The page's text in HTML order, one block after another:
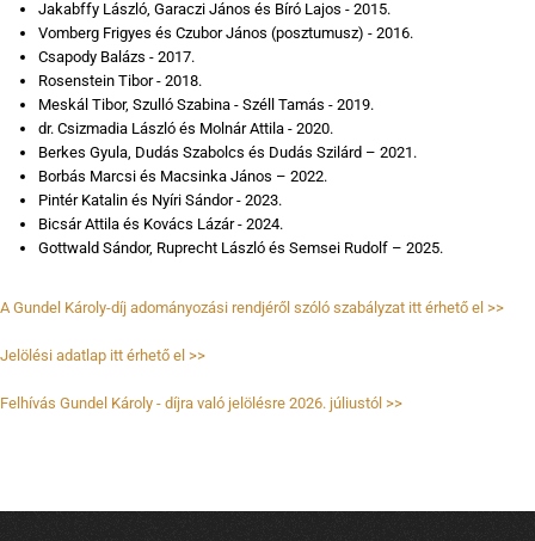
Jakabffy László, Garaczi János és Bíró Lajos - 2015.
Vomberg Frigyes és Czubor János (posztumusz) - 2016.
Csapody Balázs - 2017.
Rosenstein Tibor - 2018.
Meskál Tibor, Szulló Szabina - Széll Tamás - 2019.
dr. Csizmadia László és Molnár Attila - 2020.
Berkes Gyula, Dudás Szabolcs és Dudás Szilárd – 2021.
Borbás Marcsi és Macsinka János – 2022.
Pintér Katalin és Nyíri Sándor - 2023.
Bicsár Attila és Kovács Lázár - 2024.
Gottwald Sándor, Ruprecht László és Semsei Rudolf – 2025.
A Gundel Károly-díj adományozási rendjéről szóló szabályzat itt érhető el >>
Jelölési adatlap itt érhető el >>
Felhívás Gundel Károly - díjra való jelölésre 2026. júliustól >>